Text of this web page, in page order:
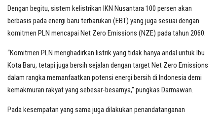
Dengan begitu, sistem kelistrikan IKN Nusantara 100 persen akan
berbasis pada energi baru terbarukan (EBT) yang juga sesuai dengan
komitmen PLN mencapai Net Zero Emissions (NZE) pada tahun 2060.
“Komitmen PLN menghadirkan listrik yang tidak hanya andal untuk Ibu
Kota Baru, tetapi juga bersih sejalan dengan target Net Zero Emissions
dalam rangka memanfaatkan potensi energi bersih di Indonesia demi
kemakmuran rakyat yang sebesar-besarnya,” pungkas Darmawan.
Pada kesempatan yang sama juga dilakukan penandatanganan